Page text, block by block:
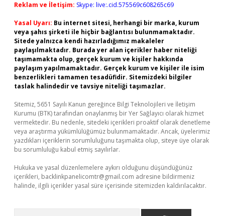
Reklam ve İletişim: Skype: live:.cid.575569c608265c69
Yasal Uyarı: Bu internet sitesi, herhangi bir marka, kurum
veya şahıs şirketi ile hiçbir bağlantısı bulunmamaktadır.
Sitede yalnızca kendi hazırladığımız makaleler
paylaşılmaktadır. Burada yer alan içerikler haber niteliği
taşımamakta olup, gerçek kurum ve kişiler hakkında
paylaşım yapılmamaktadır. Gerçek kurum ve kişiler ile isim
benzerlikleri tamamen tesadüfidir. Sitemizdeki bilgiler
taslak halindedir ve tavsiye niteliği taşımazlar.
Sitemiz, 5651 Sayılı Kanun gereğince Bilgi Teknolojileri ve İletişim
Kurumu (BTK) tarafından onaylanmış bir Yer Sağlayıcı olarak hizmet
vermektedir. Bu nedenle, sitedeki içerikleri proaktif olarak denetleme
veya araştırma yükümlülüğümüz bulunmamaktadır. Ancak, üyelerimiz
yazdıkları içeriklerin sorumluluğunu taşımakta olup, siteye üye olarak
bu sorumluluğu kabul etmiş sayılırlar.
Hukuka ve yasal düzenlemelere aykırı olduğunu düşündüğünüz
içerikleri, backlinkpanelicomtr@gmail.com adresine bildirmeniz
halinde, ilgili içerikler yasal süre içerisinde sitemizden kaldırılacaktır.